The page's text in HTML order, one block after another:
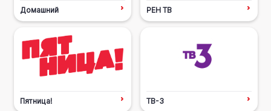
Домашний РЕН ТВ
Пятница! ТВ-3